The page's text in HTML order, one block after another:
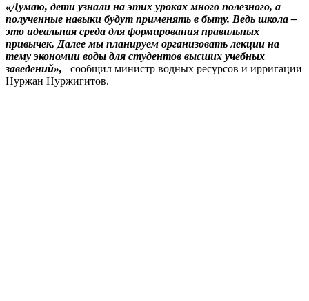
«Думаю, дети узнали на этих уроках много полезного, а
полученные навыки будут применять в быту. Ведь школа –
это идеальная среда для формирования правильных
привычек. Далее мы планируем организовать лекции на
тему экономии воды для студентов высших учебных
заведений»,– сообщил министр водных ресурсов и ирригации
Нуржан Нуржигитов.